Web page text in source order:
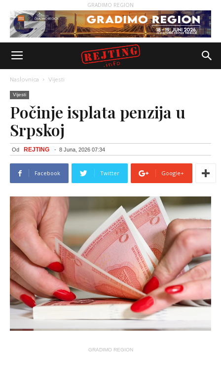
GRADIMO REGION
Naslovnica Vijesti
Vijesti
Počinje isplata penzija u
Srpskoj
Od REJTING - 8 Juna, 2026 07:34
Facebook Twitter Google+
GRADIMO REGION